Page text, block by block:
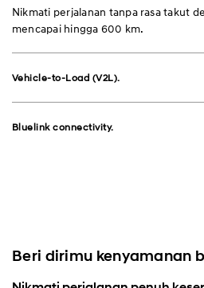
Nikmati perjalanan tanpa rasa takut
mencapai hingga 600 km.
Vehicle-to-Load (V2L).
Bluelink connectivity.
Beri dirimu kenyamanan